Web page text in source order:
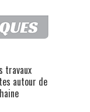
travaux
autour de